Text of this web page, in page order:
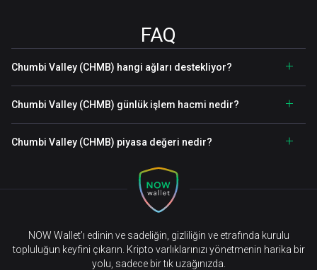
FAQ
Chumbi Valley (CHMB) hangi ağları destekliyor?
Chumbi Valley (CHMB) günlük işlem hacmi nedir?
Chumbi Valley (CHMB) piyasa değeri nedir?
NOW Wallet’ı edinin ve sadeliğin, gizliliğin ve etrafında kurulu
topluluğun keyfini çıkarın. Kripto varlıklarınızı yönetmenin harika bir
yolu, sadece bir tık uzağınızda.